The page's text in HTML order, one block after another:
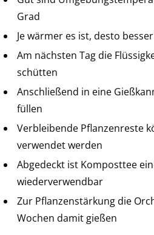
Grad
Je wärmer es ist, desto besser
Am nächsten Tag die
schütten
Anschließend in eine
füllen
Verbleibende Pflanzenreste
verwendet werden
Abgedeckt ist Komposttee
wiederverwendbar
Zur Pflanzenstärkung die
Wochen damit gießen